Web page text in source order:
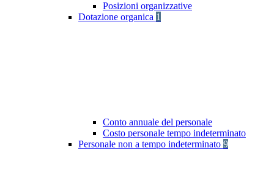
Posizioni organizzative
Dotazione organica 1
Conto annuale del personale
Costo personale tempo indeterminato
Personale non a tempo indeterminato 9